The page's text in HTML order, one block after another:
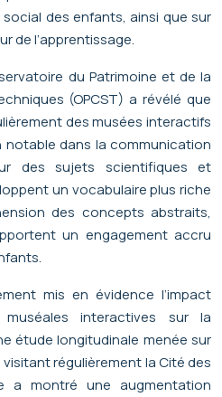
des enfants, ainsi que sur
de l’apprentissage.
du Patrimoine et de la
(OPCST) a révélé que
des musées interactifs
dans la communication
des sujets scientifiques et
un vocabulaire plus riche
des concepts abstraits,
un engagement accru
mis en évidence l’impact
interactives sur la
étude longitudinale menée sur
régulièrement la Cité des
a montré une augmentation